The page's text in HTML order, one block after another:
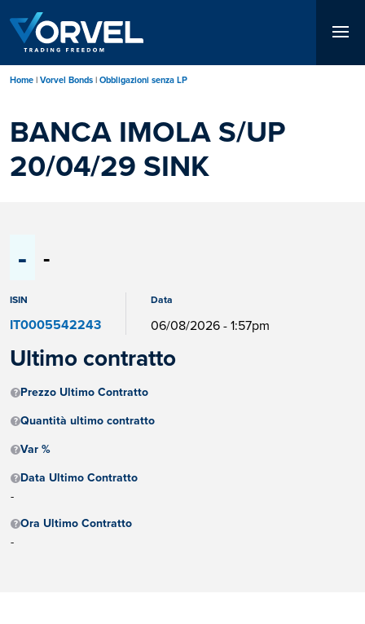
contenuto
principale
Home Vorvel Bonds Obbligazioni senza LP
BANCA IMOLA S/UP
20/04/29 SINK
- -
ISIN
IT0005542243
Data
06/08/2026 - 1:57pm
Ultimo contratto
Prezzo Ultimo Contratto
Quantità ultimo contratto
Var %
Data Ultimo Contratto
-
Ora Ultimo Contratto
-